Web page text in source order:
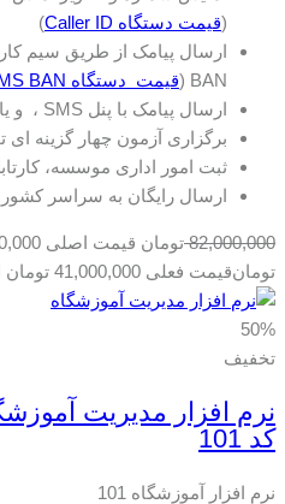
(قیمت دستگاه Caller ID
)
BAN (
قیمت دستگاه SMS BAN
ارسال پیامک با پنل SMS ، و یا ربات پیام رسان
برگزاری آزمون چهار گزینه
ثبت امور اداری موسسه،
ارسال رایگان به سراسر
82,000,000 تومان قیمت اصلی 82,000,000 تومان بود.
تومانقیمت فعلی 41,000,000 تومان است.
50%
تخفیف
نرم افزار مدیریت
کد 101
نرم افزار آموزشگاه 101